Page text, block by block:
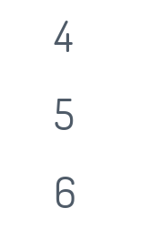
4
5
6